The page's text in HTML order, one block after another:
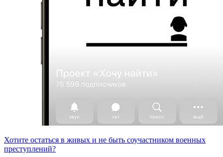
Хотите остаться в живых и не быть соучастником военных
преступлений?